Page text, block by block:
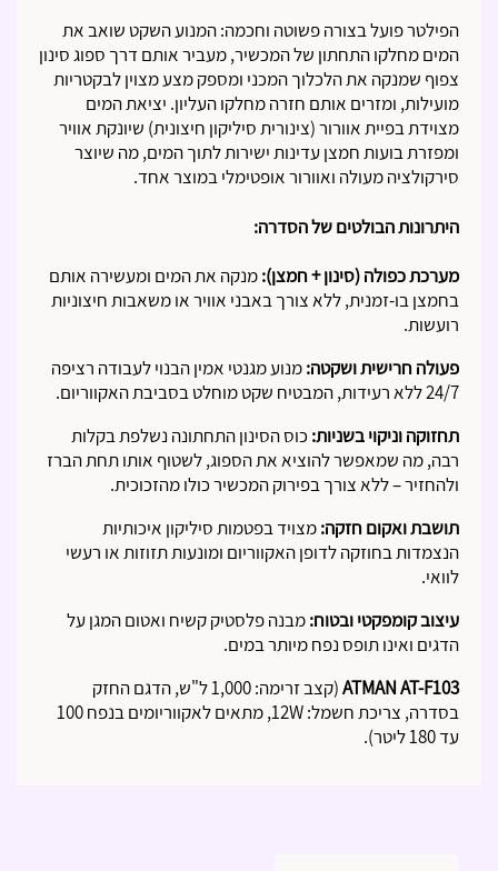
הפילטר פועל בצורה פשוטה וחכמה: המנוע השקט שואב את
המים מחלקו התחתון של המכשיר, מעביר אותם דרך ספוג סינון
צפוף שמנקה את הלכלוך המכני ומספק מצע מצוין לבקטריות
מועילות, ומזרים אותם חזרה מחלקו העליון. יציאת המים
מצוידת בפיית אוורור (צינורית סיליקון חיצונית) שיונקת אוויר
ומפזרת בועות חמצן עדינות ישירות לתוך המים, מה שיוצר
סירקולציה מעולה ואוורור אופטימלי במוצר אחד.
היתרונות הבולטים של הסדרה:
מערכת כפולה (סינון + חמצן):מנקה את המים ומעשירה אותם
בחמצן בו-זמנית, ללא צורך באבני אוויר או משאבות חיצוניות
רועשות.
פעולה חרישית ושקטה:מנוע מגנטי אמין הבנוי לעבודה רציפה
24/7 ללא רעידות, המבטיח שקט מוחלט בסביבת האקווריום.
תחזוקה וניקוי בשניות: כוס הסינון התחתונה נשלפת בקלות
רבה, מה שמאפשר להוציא את הספוג, לשטוף אותו תחת הברז
ולהחזיר – ללא צורך בפירוק המכשיר כולו מהזכוכית.
תושבת ואקום חזקה:מצויד בפטמות סיליקון איכותיות
הנצמדות בחוזקה לדופן האקווריום ומונעות תזוזות או רעשי
לוואי.
עיצוב קומפקטי ובטוח:מבנה פלסטיק קשיח ואטום המגן על
הדגים ואינו תופס נפח מיותר במים.
ATMAN AT-F103
(קצב זרימה: 1,000 ל"ש, הדגם החזק
בסדרה, צריכת חשמל: 12W, מתאים לאקווריומים בנפח 100
עד 180 ליטר).